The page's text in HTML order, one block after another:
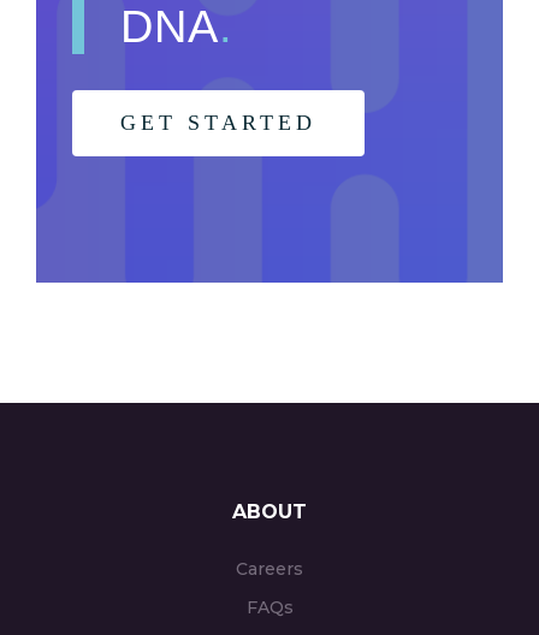
DNA.
GET STARTED
ABOUT
Careers
FAQs